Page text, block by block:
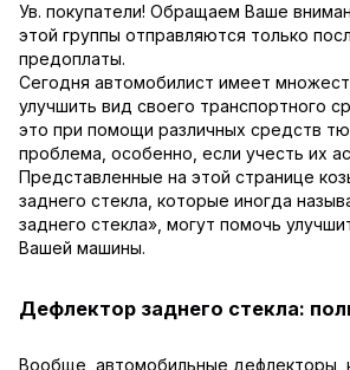
Ув. покупатели! Обращаем Ваше
этой группы отправляются только
предоплаты.
Сегодня автомобилист имеет
улучшить вид своего транспортного
это при помощи различных средств
проблема, особенно, если учесть их
Представленные на этой странице
заднего стекла, которые иногда
заднего стекла», могут помочь
Вашей машины.
Дефлектор заднего стекла:
Вообще, автомобильные дефлекторы,